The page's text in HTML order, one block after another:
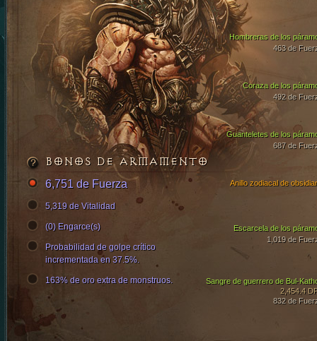
Coraza de los
492 de
Guanteletes de los
687 de
Hombreras de los
463 de
Escarcela de los
1,019 de
Sangre de guerrero de Bul-
2,454.4
832 de
Anillo zodiacal de
BONOS DE ARMAMENTO
6,751 de Fuerza
5,319 de Vitalidad
(0) Engarce(s)
Probabilidad de golpe crítico
incrementada en 37.5%.
163% de oro extra de monstruos.